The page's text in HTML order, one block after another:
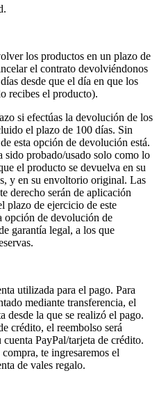
los productos en un plazo de
el contrato devolviéndonos
desde que el día en que los
recibes el producto).
si efectúas la devolución de los
el plazo de 100 días. Sin
esta opción de devolución está.
sido probado/usado solo como lo
el producto se devuelva en su
y en su envoltorio original. Las
derecho serán de aplicación
plazo de ejercicio de este
opción de devolución de
garantía legal, a los que
utilizada para el pago. Para
mediante transferencia, el
desde la que se realizó el pago.
crédito, el reembolso será
PayPal/tarjeta de crédito.
te ingresaremos el
de vales regalo.